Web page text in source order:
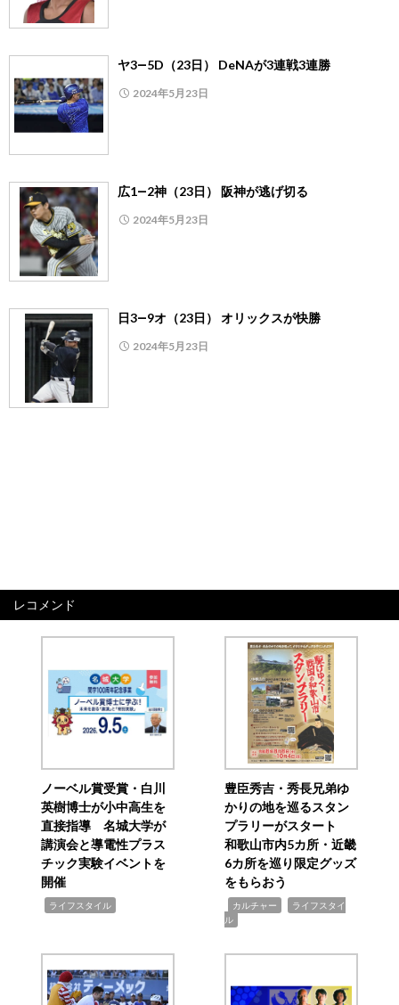
ヤ3―5D（23日） DeNAが3連戦3連勝
2024年5月23日
広1―2神（23日） 阪神が逃げ切る
2024年5月23日
日3―9オ（23日） オリックスが快勝
2024年5月23日
レコメンド
ノーベル賞受賞・白川
英樹博士が小中高生を
直接指導 名城大学が
講演会と導電性プラス
チック実験イベントを
開催
ライフスタイル
豊臣秀吉・秀長兄弟ゆ
かりの地を巡るスタン
プラリーがスタート
和歌山市内5カ所・近畿
6カ所を巡り限定グッズ
をもらおう
カルチャー
ライフスタイ
ル